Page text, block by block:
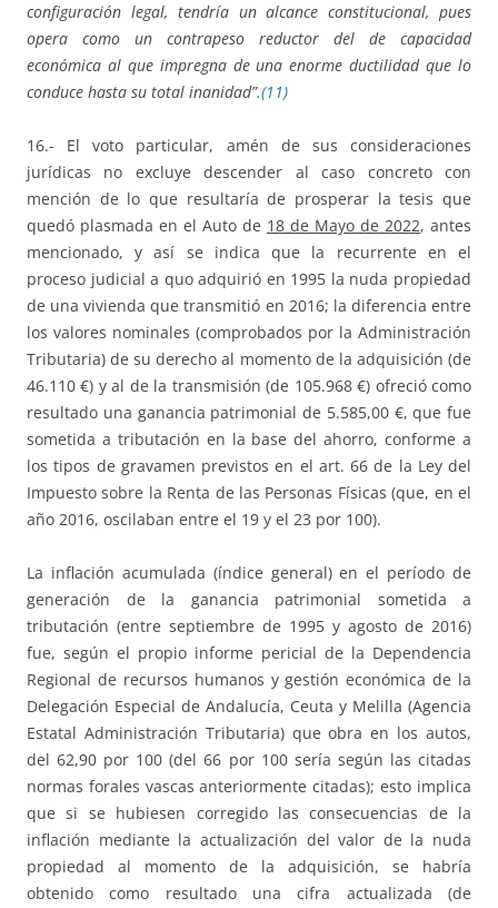
configuración legal, tendría un alcance constitucional, pues
opera como un contrapeso reductor del de capacidad
económica al que impregna de una enorme ductilidad que lo
conduce hasta su total inanidad”.(11)
16.- El voto particular, amén de sus consideraciones
jurídicas no excluye descender al caso concreto con
mención de lo que resultaría de prosperar la tesis que
quedó plasmada en el Auto de 18 de Mayo de 2022, antes
mencionado, y así se indica que la recurrente en el
proceso judicial a quo adquirió en 1995 la nuda propiedad
de una vivienda que transmitió en 2016; la diferencia entre
los valores nominales (comprobados por la Administración
Tributaria) de su derecho al momento de la adquisición (de
46.110 €) y al de la transmisión (de 105.968 €) ofreció como
resultado una ganancia patrimonial de 5.585,00 €, que fue
sometida a tributación en la base del ahorro, conforme a
los tipos de gravamen previstos en el art. 66 de la Ley del
Impuesto sobre la Renta de las Personas Físicas (que, en el
año 2016, oscilaban entre el 19 y el 23 por 100).
La inflación acumulada (índice general) en el período de
generación de la ganancia patrimonial sometida a
tributación (entre septiembre de 1995 y agosto de 2016)
fue, según el propio informe pericial de la Dependencia
Regional de recursos humanos y gestión económica de la
Delegación Especial de Andalucía, Ceuta y Melilla (Agencia
Estatal Administración Tributaria) que obra en los autos,
del 62,90 por 100 (del 66 por 100 sería según las citadas
normas forales vascas anteriormente citadas); esto implica
que si se hubiesen corregido las consecuencias de la
inflación mediante la actualización del valor de la nuda
propiedad al momento de la adquisición, se habría
obtenido como resultado una cifra actualizada (de